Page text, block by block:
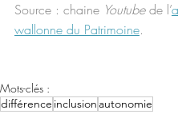
Source : chaine Youtube de l’
wallonne du Patrimoine.
Mots-clés :
différence inclusion autonomie